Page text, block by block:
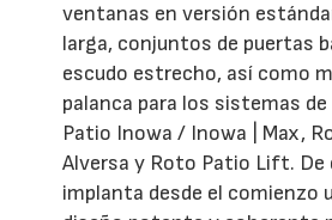
ventanas en versión
larga, conjuntos de puertas
escudo estrecho, así como
palanca para los sistemas
Patio Inowa / Inowa | Max,
Alversa y Roto Patio Lift. De
implanta desde el comienzo